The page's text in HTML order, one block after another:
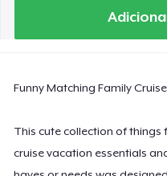
Funny Matching Family
This cute collection of things
cruise vacation essentials
Classic Long
US$ 24,99